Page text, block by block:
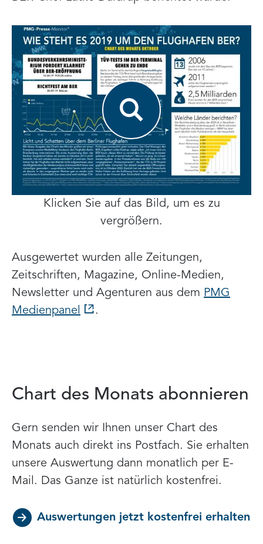
Klicken Sie auf das Bild, um es zu
vergrößern.
Ausgewertet wurden alle Zeitungen,
Zeitschriften, Magazine, Online-Medien,
Newsletter und Agenturen aus dem PMG
Medienpanel
.
Chart des Monats abonnieren
Gern senden wir Ihnen unser Chart des
Monats auch direkt ins Postfach. Sie erhalten
unsere Auswertung dann monatlich per E-
Mail. Das Ganze ist natürlich kostenfrei.
Auswertungen jetzt kostenfrei erhalten